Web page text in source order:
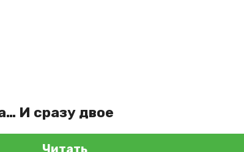
И сразу двое
Читать